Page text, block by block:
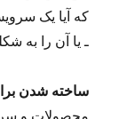
که آیا یک
ـ یا آن را به
ساخته شدن
محصولات و